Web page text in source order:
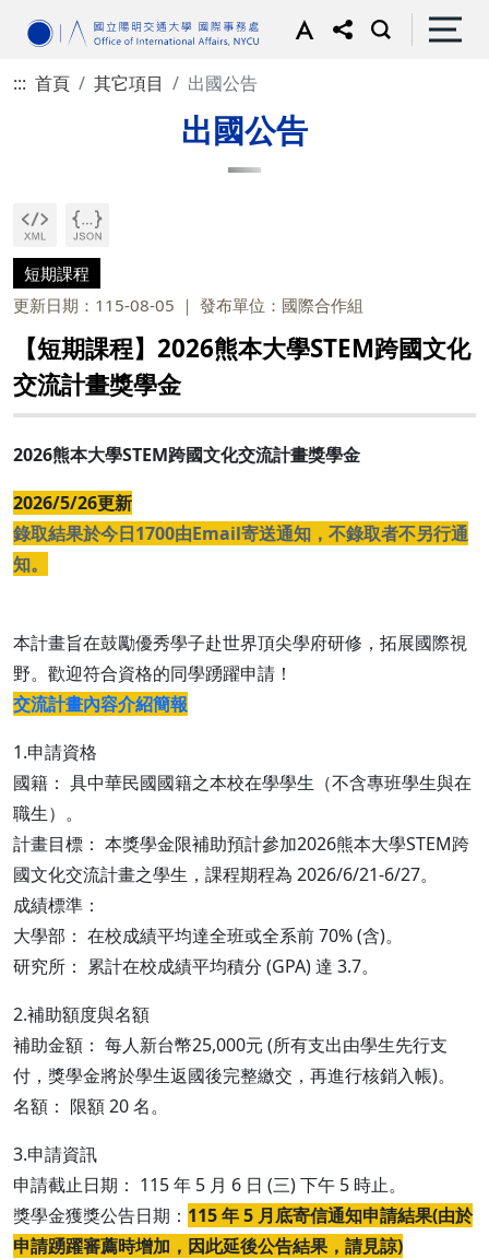
::: 首頁 其它項目 出國公告
出國公告
短期課程
更新日期：115-08-05
發布單位：國際合作組
【短期課程】2026熊本大學STEM跨國文化
交流計畫獎學金
2026熊本大學STEM跨國文化交流計畫獎學金
2026/5/26更新
錄取結果於今日1700由Email寄送通知，不錄取者不另行通
知。
本計畫旨在鼓勵優秀學子赴世界頂尖學府研修，拓展國際視
野。歡迎符合資格的同學踴躍申請！
交流計畫內容介紹簡報
1.申請資格
國籍： 具中華民國國籍之本校在學學生（不含專班學生與在
職生）。
計畫目標： 本獎學金限補助預計參加2026熊本大學STEM跨
國文化交流計畫之學生，課程期程為 2026/6/21-6/27。
成績標準：
大學部： 在校成績平均達全班或全系前 70% (含)。
研究所： 累計在校成績平均積分 (GPA) 達 3.7。
2.補助額度與名額
補助金額： 每人新台幣25,000元 (所有支出由學生先行支
付，獎學金將於學生返國後完整繳交，再進行核銷入帳)。
名額： 限額 20 名。
3.申請資訊
申請截止日期： 115 年 5 月 6 日 (三) 下午 5 時止。
獎學金獲獎公告日期： 115 年 5 月底寄信通知申請結果(由於
申請踴躍審薦時增加，因此延後公告結果，請見諒)